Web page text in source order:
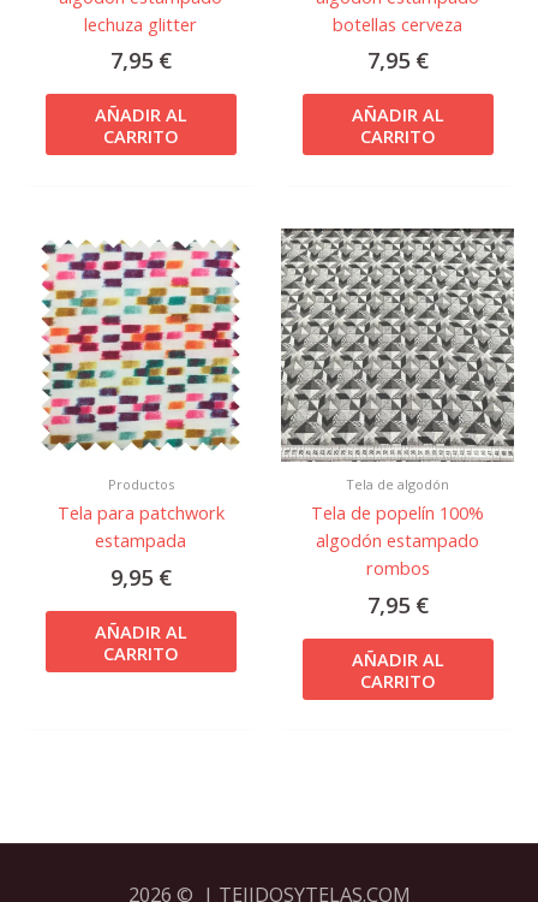
lechuza glitter
7,95 €
AÑADIR AL
CARRITO
botellas cerveza
7,95 €
AÑADIR AL
CARRITO
Productos
Tela para patchwork
estampada
9,95 €
AÑADIR AL
CARRITO
Tela de algodón
Tela de popelín 100%
algodón estampado
rombos
7,95 €
AÑADIR AL
CARRITO
2026 © | TEJIDOSYTELAS.COM